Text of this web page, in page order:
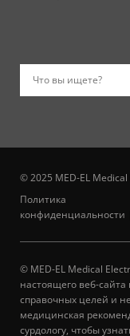
Что вы ищете?
© 2025 MED-EL
Политика
конфиденциальности
© MED-EL Medical
настоящего веб-
справочных целей и
медицинская
сурдологу, чтобы